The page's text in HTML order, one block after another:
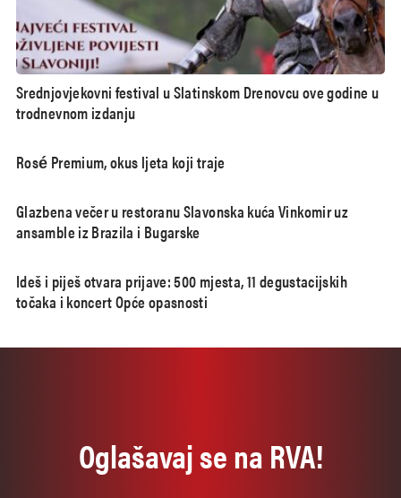
Srednjovjekovni festival u Slatinskom Drenovcu ove godine u
trodnevnom izdanju
Rosé Premium, okus ljeta koji traje
Glazbena večer u restoranu Slavonska kuća Vinkomir uz
ansamble iz Brazila i Bugarske
Ideš i piješ otvara prijave: 500 mjesta, 11 degustacijskih
točaka i koncert Opće opasnosti
Oglašavaj se na RVA!